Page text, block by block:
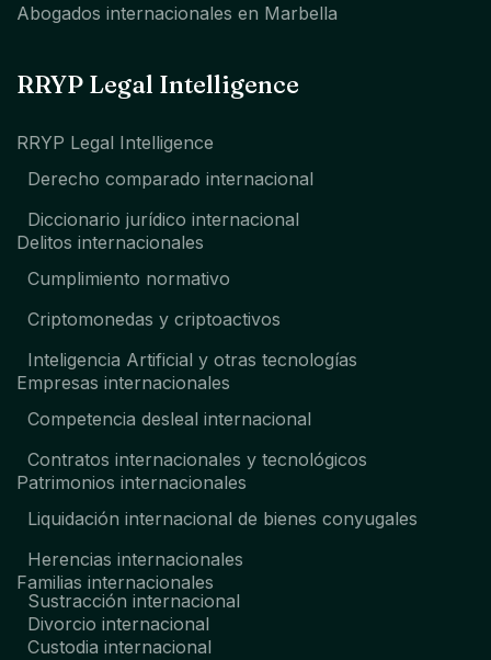
Abogados internacionales en Marbella
RRYP Legal Intelligence
RRYP Legal Intelligence
Derecho comparado internacional
Diccionario jurídico internacional
Delitos internacionales
Cumplimiento normativo
Criptomonedas y criptoactivos
Inteligencia Artificial y otras tecnologías
Empresas internacionales
Competencia desleal internacional
Contratos internacionales y tecnológicos
Patrimonios internacionales
Liquidación internacional de bienes conyugales
Herencias internacionales
Familias internacionales
Sustracción internacional
Divorcio internacional
Custodia internacional